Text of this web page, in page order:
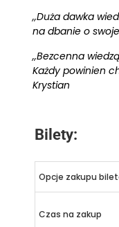
,,Duża dawka
na dbanie o
,,Bezcenna
Każdy powinien
Krystian
Bilety:
Opcje zakupu
Czas na zakup